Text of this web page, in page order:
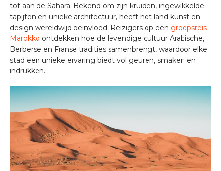
tot aan de Sahara. Bekend om zijn kruiden, ingewikkelde
tapijten en unieke architectuur, heeft het land kunst en
design wereldwijd beïnvloed. Reizigers op een groepsreis
Marokko ontdekken hoe de levendige cultuur Arabische,
Berberse en Franse tradities samenbrengt, waardoor elke
stad een unieke ervaring biedt vol geuren, smaken en
indrukken.